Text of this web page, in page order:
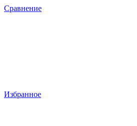
Сравнение
Избранное